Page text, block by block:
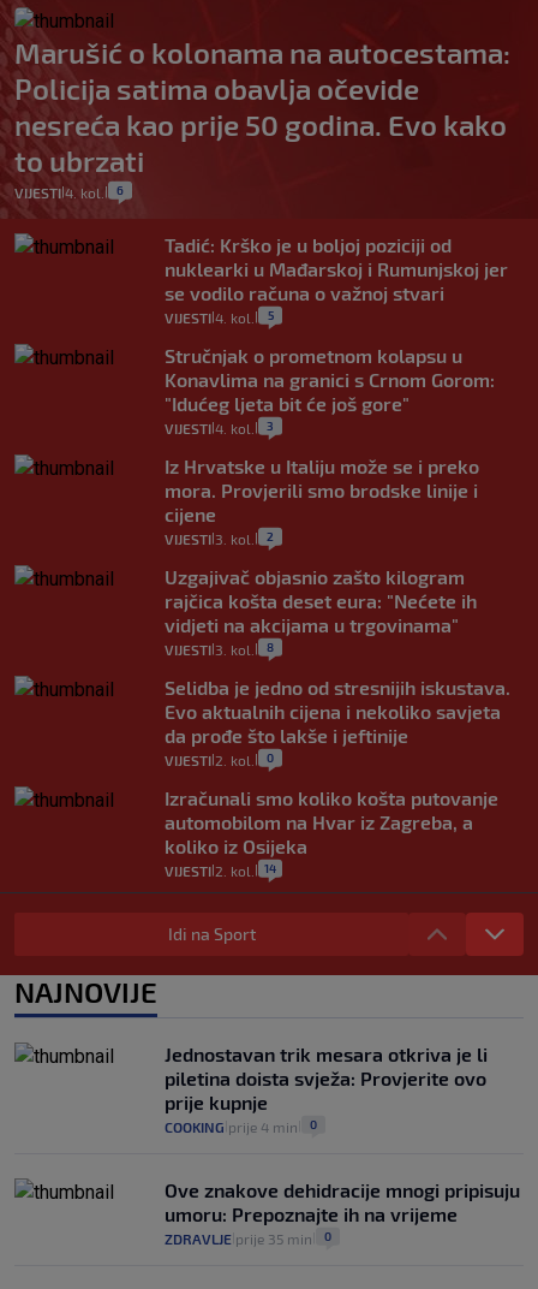
Marušić o kolonama na autocestama:
Policija satima obavlja očevide
nesreća kao prije 50 godina. Evo kako
to ubrzati
VIJESTI 4. kol. 6
Tadić: Krško je u boljoj poziciji od
nuklearki u Mađarskoj i Rumunjskoj jer
se vodilo računa o važnoj stvari
VIJESTI 4. kol. 5
Stručnjak o prometnom kolapsu u
Konavlima na granici s Crnom Gorom:
"Idućeg ljeta bit će još gore"
VIJESTI 4. kol. 3
Iz Hrvatske u Italiju može se i preko
mora. Provjerili smo brodske linije i
cijene
VIJESTI 3. kol. 2
Uzgajivač objasnio zašto kilogram
rajčica košta deset eura: "Nećete ih
vidjeti na akcijama u trgovinama"
VIJESTI 3. kol. 8
Selidba je jedno od stresnijih iskustava.
Evo aktualnih cijena i nekoliko savjeta
da prođe što lakše i jeftinije
VIJESTI 2. kol. 0
Izračunali smo koliko košta putovanje
automobilom na Hvar iz Zagreba, a
koliko iz Osijeka
VIJESTI 2. kol. 14
"Kći je otišla na more, a zaboravila
zdravstvenu iskaznicu". Kakva su prava
pacijenata izvan mjesta prebivališta?
1
junaci naših priča budu oni koji pomažu,
a ne oni koji su pobijedili nekoga"
VIJESTI 2
Idi na Sport
NAJNOVIJE
Jednostavan trik mesara otkriva je li
piletina doista svježa: Provjerite ovo
prije kupnje
COOKING prije 4 min 0
Ove znakove dehidracije mnogi pripisuju
umoru: Prepoznajte ih na vrijeme
ZDRAVLJE prije 35 min 0